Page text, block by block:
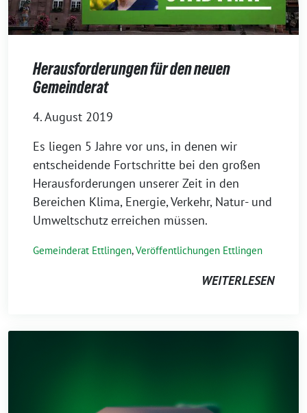
Herausforderungen für den neuen
Gemeinderat
4. August 2019
Es liegen 5 Jahre vor uns, in denen wir
entscheidende Fortschritte bei den großen
Herausforderungen unserer Zeit in den
Bereichen Klima, Energie, Verkehr, Natur- und
Umweltschutz erreichen müssen.
Gemeinderat Ettlingen,Veröffentlichungen Ettlingen
WEITERLESEN